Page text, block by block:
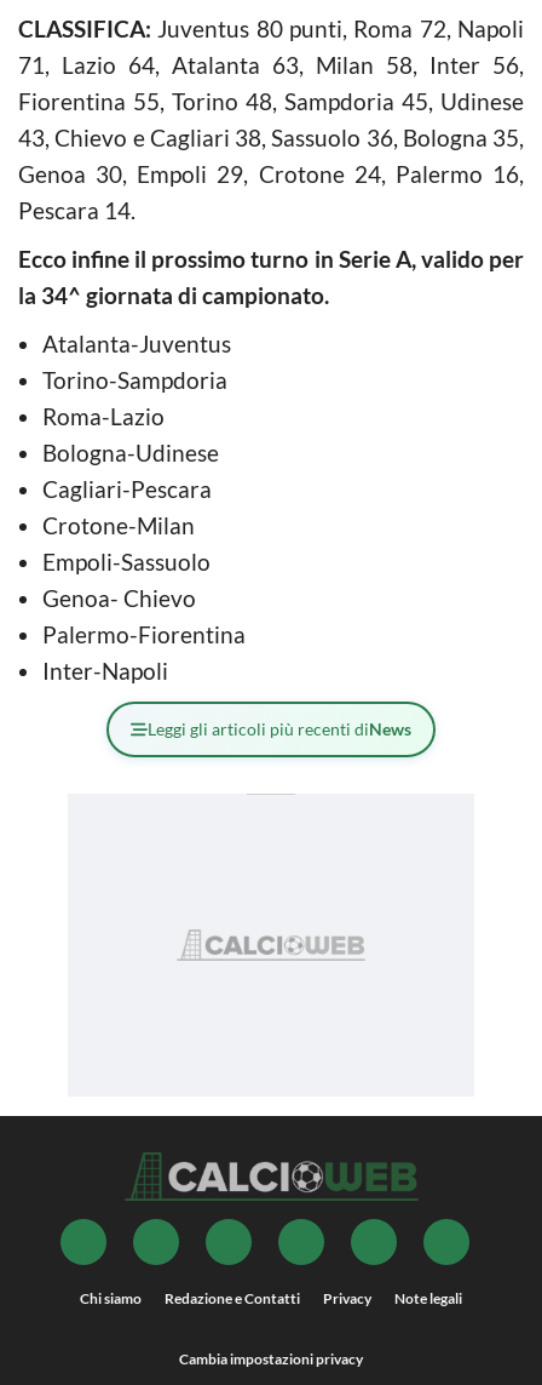
CLASSIFICA: Juventus 80 punti, Roma 72, Napoli
71, Lazio 64, Atalanta 63, Milan 58, Inter 56,
Fiorentina 55, Torino 48, Sampdoria 45, Udinese
43, Chievo e Cagliari 38, Sassuolo 36, Bologna 35,
Genoa 30, Empoli 29, Crotone 24, Palermo 16,
Pescara 14.
Ecco infine il prossimo turno in Serie A, valido per
la 34^ giornata di campionato.
Atalanta-Juventus
Torino-Sampdoria
Roma-Lazio
Bologna-Udinese
Cagliari-Pescara
Crotone-Milan
Empoli-Sassuolo
Genoa- Chievo
Palermo-Fiorentina
Inter-Napoli
Leggi gli articoli più recenti diNews
Chi siamo Redazione e Contatti Privacy Note legali
Cambia impostazioni privacy